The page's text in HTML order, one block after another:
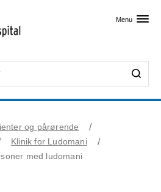
Menu
og pårørende
Klinik for Ludomani
med ludomani